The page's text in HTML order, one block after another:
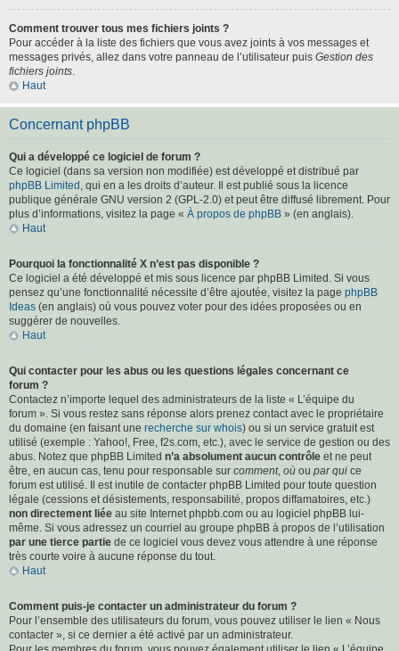
Comment trouver tous mes fichiers joints ?
Pour accéder à la liste des fichiers que vous avez joints à vos messages et
messages privés, allez dans votre panneau de l’utilisateur puis Gestion des
fichiers joints
Haut
Concernant phpBB
Qui a développé ce logiciel de forum ?
Ce logiciel (dans sa version non modifiée) est développé et distribué par
phpBB Limited , qui en a les droits d’auteur. Il est publié sous la licence
publique générale GNU version 2 (GPL-2.0) et peut être diffusé librement. Pour
plus d’informations, visitez la page « À propos de phpBB » (en anglais).
Haut
Pourquoi la fonctionnalité X n’est pas disponible ?
Ce logiciel a été développé et mis sous licence par phpBB Limited. Si vous
pensez qu’une fonctionnalité nécessite d’être ajoutée, visitez la page phpBB
Ideas (en anglais) où vous pouvez voter pour des idées proposées ou en
suggérer de nouvelles.
Haut
Qui contacter pour les abus ou les questions légales concernant ce
forum ?
Contactez n’importe lequel des administrateurs de la liste « L’équipe du
forum ». Si vous restez sans réponse alors prenez contact avec le propriétaire
du domaine (en faisant une recherche sur whois) ou si un service gratuit est
utilisé (exemple : Yahoo!, Free, f2s.com, etc.), avec le service de gestion ou des
abus. Notez que phpBB Limited n’a absolument aucun contrôle et ne peut
être, en aucun cas, tenu pour responsable sur comment, où ou par qui ce
forum est utilisé. Il est inutile de contacter phpBB Limited pour toute question
légale (cessions et désistements, responsabilité, propos diffamatoires, etc.)
non directement liée au site Internet phpbb.com ou au logiciel phpBB lui-
même. Si vous adressez un courriel au groupe phpBB à propos de l’utilisation
par une tierce partie de ce logiciel vous devez vous attendre à une réponse
très courte voire à aucune réponse du tout.
Haut
Comment puis-je contacter un administrateur du forum ?
Pour l’ensemble des utilisateurs du forum, vous pouvez utiliser le lien « Nous
contacter », si ce dernier a été activé par un administrateur.